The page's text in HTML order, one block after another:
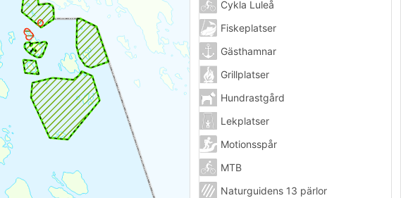
Cykla Luleå
Fiskeplatser
Gästhamnar
Grillplatser
Hundrastgård
Lekplatser
Motionsspår
MTB
Naturguidens 13 pärlor